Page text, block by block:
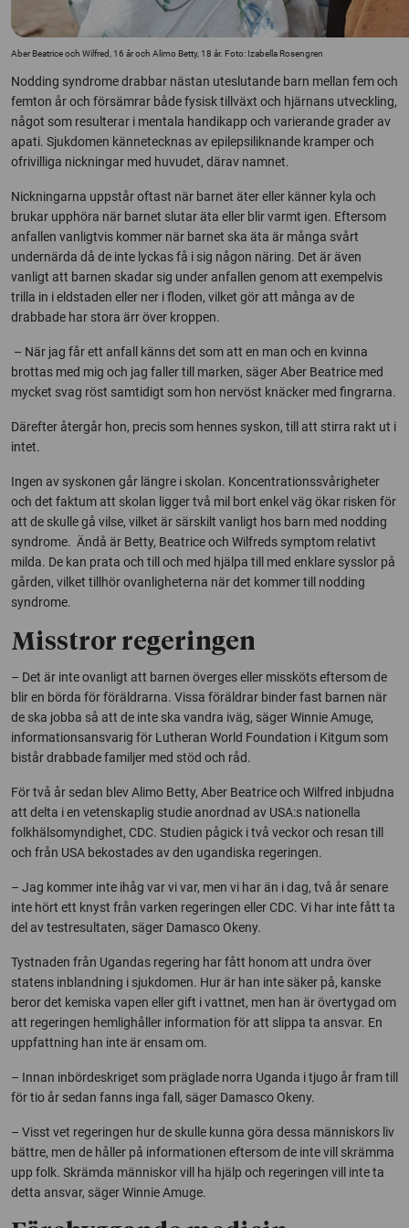
Aber Beatrice och Wilfred, 16 år och Alimo Betty, 18 år. Foto: Izabella Rosengren
Nodding syndrome drabbar nästan uteslutande barn mellan fem och
femton år och försämrar både fysisk tillväxt och hjärnans utveckling,
något som resulterar i mentala handikapp och varierande grader av
apati. Sjukdomen kännetecknas av epilepsiliknande kramper och
ofrivilliga nickningar med huvudet, därav namnet.
Nickningarna uppstår oftast när barnet äter eller känner kyla och
brukar upphöra när barnet slutar äta eller blir varmt igen. Eftersom
anfallen vanligtvis kommer när barnet ska äta är många svårt
undernärda då de inte lyckas få i sig någon näring. Det är även
vanligt att barnen skadar sig under anfallen genom att exempelvis
trilla in i eldstaden eller ner i floden, vilket gör att många av de
drabbade har stora ärr över kroppen.
– När jag får ett anfall känns det som att en man och en kvinna
brottas med mig och jag faller till marken, säger Aber Beatrice med
mycket svag röst samtidigt som hon nervöst knäcker med fingrarna.
Därefter återgår hon, precis som hennes syskon, till att stirra rakt ut i
intet.
Ingen av syskonen går längre i skolan. Koncentrationssvårigheter
och det faktum att skolan ligger två mil bort enkel väg ökar risken för
att de skulle gå vilse, vilket är särskilt vanligt hos barn med nodding
syndrome. Ändå är Betty, Beatrice och Wilfreds symptom relativt
milda. De kan prata och till och med hjälpa till med enklare sysslor på
gården, vilket tillhör ovanligheterna när det kommer till nodding
syndrome.
Misstror regeringen
– Det är inte ovanligt att barnen överges eller missköts eftersom de
blir en börda för föräldrarna. Vissa föräldrar binder fast barnen när
de ska jobba så att de inte ska vandra iväg, säger Winnie Amuge,
informationsansvarig för Lutheran World Foundation i Kitgum som
bistår drabbade familjer med stöd och råd.
För två år sedan blev Alimo Betty, Aber Beatrice och Wilfred inbjudna
att delta i en vetenskaplig studie anordnad av USA:s nationella
folkhälsomyndighet, CDC. Studien pågick i två veckor och resan till
och från USA bekostades av den ugandiska regeringen.
– Jag kommer inte ihåg var vi var, men vi har än i dag, två år senare
inte hört ett knyst från varken regeringen eller CDC. Vi har inte fått ta
del av testresultaten, säger Damasco Okeny.
Tystnaden från Ugandas regering har fått honom att undra över
statens inblandning i sjukdomen. Hur är han inte säker på, kanske
beror det kemiska vapen eller gift i vattnet, men han är övertygad om
att regeringen hemlighåller information för att slippa ta ansvar. En
uppfattning han inte är ensam om.
– Innan inbördeskriget som präglade norra Uganda i tjugo år fram till
för tio år sedan fanns inga fall, säger Damasco Okeny.
– Visst vet regeringen hur de skulle kunna göra dessa människors liv
bättre, men de håller på informationen eftersom de inte vill skrämma
upp folk. Skrämda människor vill ha hjälp och regeringen vill inte ta
detta ansvar, säger Winnie Amuge.